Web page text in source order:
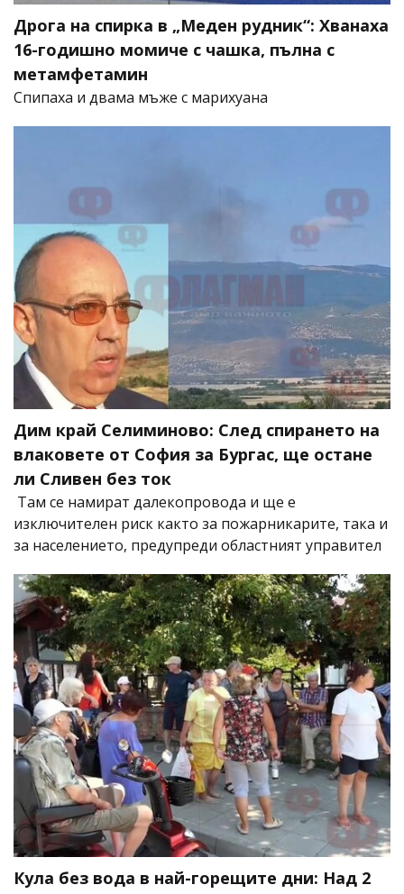
Дрога на спирка в „Меден рудник“: Хванаха
16-годишно момиче с чашка, пълна с
метамфетамин
Спипаха и двама мъже с марихуана
Дим край Селиминово: След спирането на
влаковете от София за Бургас, ще остане
ли Сливен без ток
Там се намират далекопровода и ще е
изключителен риск както за пожарникарите, така и
за населението, предупреди областният управител
Кула без вода в най-горещите дни: Над 2